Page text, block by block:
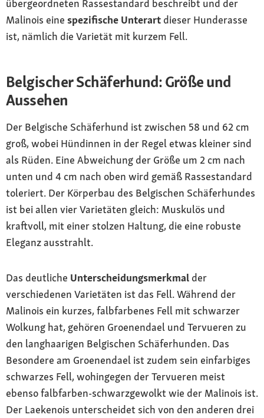
übergeordneten Rassestandard beschreibt und der
Malinois eine spezifische Unterart dieser Hunderasse
ist, nämlich die Varietät mit kurzem Fell.
Belgischer Schäferhund: Größe und
Aussehen
Der Belgische Schäferhund ist zwischen 58 und 62 cm
groß, wobei Hündinnen in der Regel etwas kleiner sind
als Rüden. Eine Abweichung der Größe um 2 cm nach
unten und 4 cm nach oben wird gemäß Rassestandard
toleriert. Der Körperbau des Belgischen Schäferhundes
ist bei allen vier Varietäten gleich: Muskulös und
kraftvoll, mit einer stolzen Haltung, die eine robuste
Eleganz ausstrahlt.
Das deutliche Unterscheidungsmerkmal der
verschiedenen Varietäten ist das Fell. Während der
Malinois ein kurzes, falbfarbenes Fell mit schwarzer
Wolkung hat, gehören Groenendael und Tervueren zu
den langhaarigen Belgischen Schäferhunden. Das
Besondere am Groenendael ist zudem sein einfarbiges
schwarzes Fell, wohingegen der Tervueren meist
ebenso falbfarben-schwarzgewolkt wie der Malinois ist.
Der Laekenois unterscheidet sich von den anderen drei